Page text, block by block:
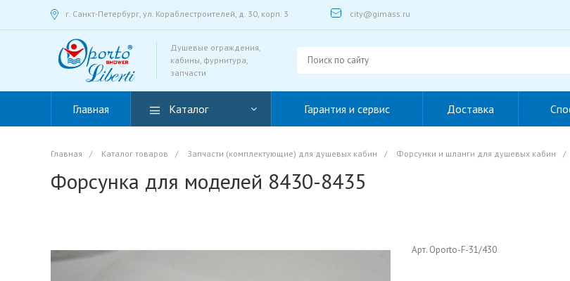
г. Санкт-Петербург, ул. Кораблестроителей, д. 30, корп. 3 city@gimass.ru
Душевые ограждения,
кабины, фурнитура,
запчасти
Главная Каталог Гарантия и сервис Доставка
Главная / Каталог товаров / Запчасти (комплектующие) для душевых кабин / Форсунки и шланги для душевых кабин /
Форсунка для моделей 8430-8435
Арт. Oporto-F-31/430